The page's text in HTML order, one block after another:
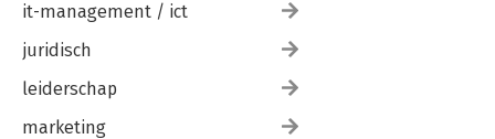
it-management / ict
juridisch
leiderschap
marketing